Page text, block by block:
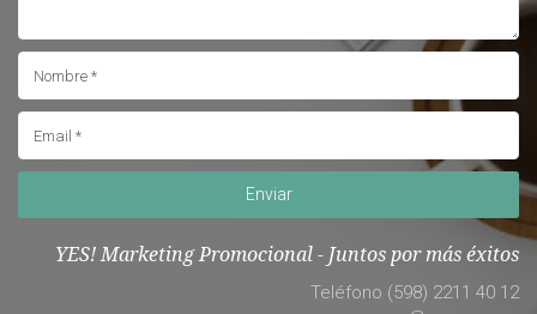
Enviar
YES! Marketing Promocional - Juntos por más éxitos
Teléfono (598) 2211 40 12